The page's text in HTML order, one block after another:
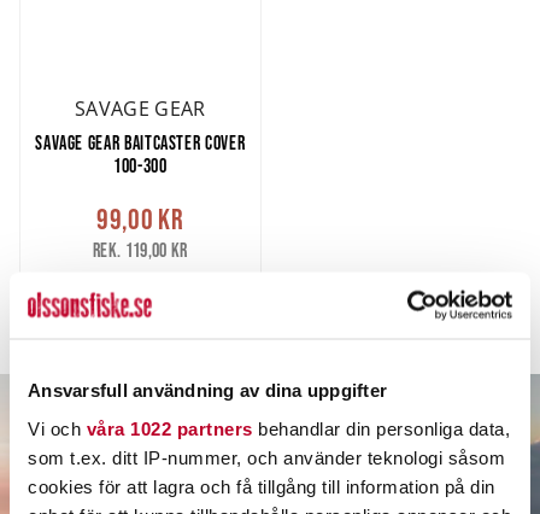
Ansvarsfull användning av dina uppgifter
Vi och våra 1022 partners behandlar din personliga data,
som t.ex. ditt IP-nummer, och använder teknologi såsom
cookies för att lagra och få tillgång till information på din
SAVAGE GEAR
SAVAGE GEAR BAITCASTER COVER
100-300
99,00 kr
Rek. 119,00 kr
LÄGG I VARUKORG